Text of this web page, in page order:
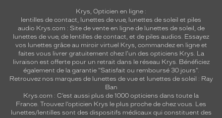
Krys, Opticien en ligne :
lentilles de contact, lunettes de vue, lunettes de soleil et piles
audio Krys.com : Site de vente en ligne de lunettes de soleil, de
lunettes de vue, de lentilles de contact, et de piles audios. Essayez
vos lunettes grâce au miroir virtuel Krys, commandez en ligne et
faites vous livrer gratuitement chez l'un des opticiens Krys. La
livraison est offerte pour un retrait dans le réseau Krys. Bénéficiez
également de la garantie "Satisfait ou remboursé 30 jours".
Retrouvez nos marques de lunettes de vue et lunettes de soleil : Ray
Ban
Krys.com : C’est aussi plus de 1000 opticiens dans toute la
France. Trouvez l’opticien Krys le plus proche de chez vous. Les
lunettes/lentilles sont des dispositifs médicaux qui constituent des